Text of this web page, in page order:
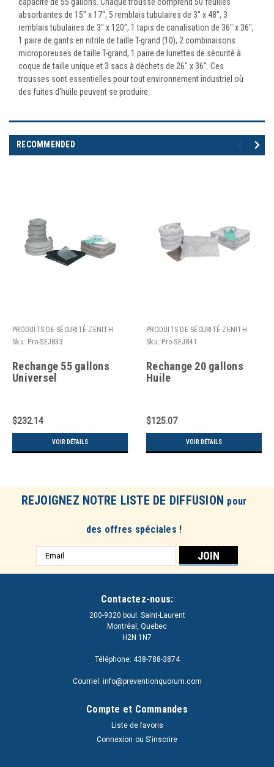
absorbantes de 15" x 17", 5 remblais tubulaires de 3" x 48", 3
remblais tubulaires de 3" x 120", 1 tapis de canalisation de 36" x 36",
1 paire de gants en nitrile de taille T-grand (10), 2 combinaisons
microporeuses de taille T-grand, 1 paire de lunettes de sécurité à
coque de taille unique et 3 sacs à déchets de 26" x 36". Ces
trousses sont essentielles pour tout environnement industriel où
des fuites d'huile peuvent se produire.
RECOMMENDED
PRODUITS DE SÉCURITÉ ZENITH
Sku: Pro-SEJ833
Rechange 55 gallons
Universel
$232.14
VOIR DÉTAILS
PRODUITS DE SÉCURITÉ ZENITH
Sku: Pro-SEJ841
Rechange 20 gallons
Huile
$125.07
VOIR DÉTAILS
REJOIGNEZ NOTRE LISTE DE DIFFUSION pour
des offres spéciales !
Adresse
e-
Contactez-nous:
200-9320 boul. Saint-Laurent
Montréal, Quebec
H2N 1N7
Téléphone: 438-788-3874
Courriel: info@preventionquorum.com
Compte et Commandes
Liste de favoris
Connexion ou S'inscrire